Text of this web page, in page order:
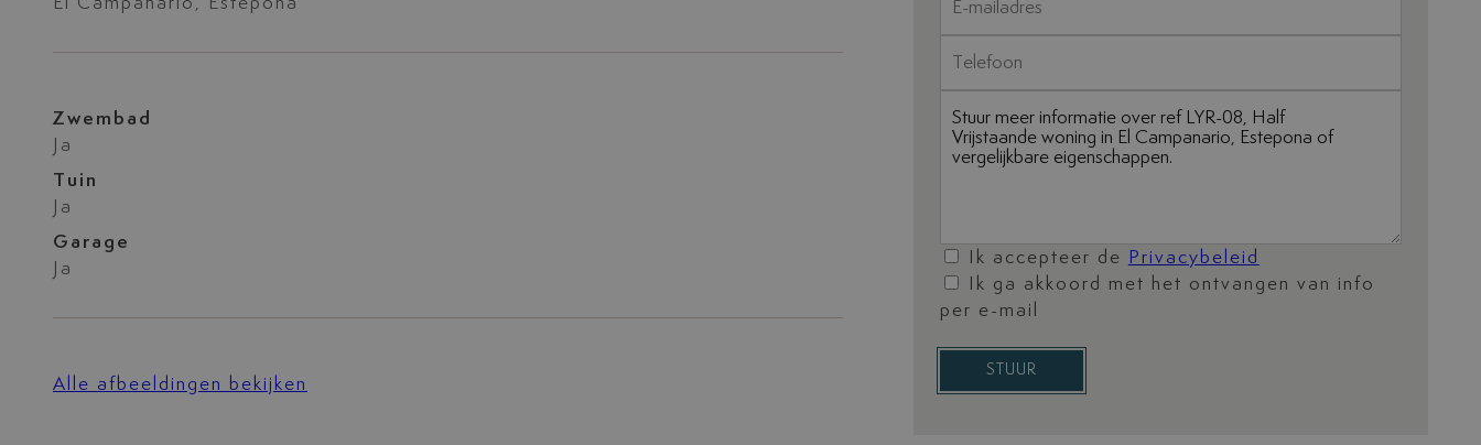
Zwembad
Ja
Tuin
Ja
Garage
Ja
Alle afbeeldingen bekijken
Ik accepteer de
Privacybeleid
Ik ga akkoord met het ontvangen van info
per e-mail
STUUR